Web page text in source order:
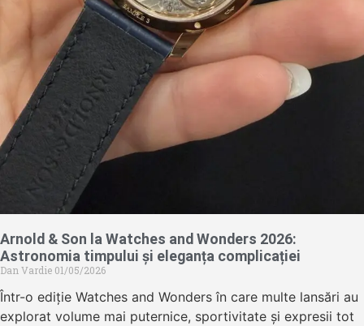
Arnold & Son la Watches and Wonders 2026:
Astronomia timpului și eleganța complicației
Dan Vardie 01/05/2026
Într-o ediție Watches and Wonders în care multe lansări au
explorat volume mai puternice, sportivitate și expresii tot